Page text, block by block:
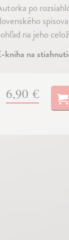
po
na jeho
kniha na
6,90 €